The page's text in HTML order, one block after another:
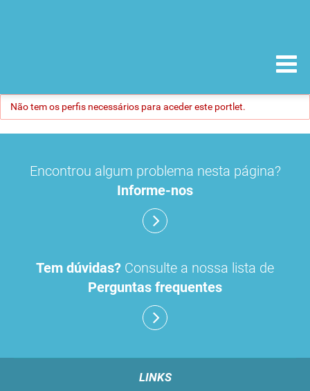
Não tem os perfis necessários para aceder este portlet.
Encontrou algum problema nesta página?
Informe-nos
Tem dúvidas? Consulte a nossa lista de
Perguntas frequentes
LINKS